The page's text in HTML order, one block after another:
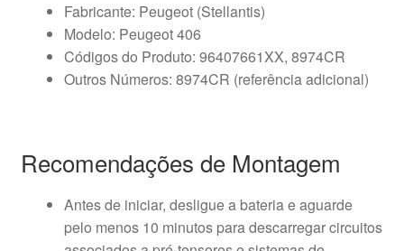
Fabricante: Peugeot (Stellantis)
Modelo: Peugeot 406
Códigos do Produto: 96407661XX, 8974CR
Outros Números: 8974CR (referência adicional)
Recomendações de Montagem
Antes de iniciar, desligue a bateria e aguarde
pelo menos 10 minutos para descarregar circuitos